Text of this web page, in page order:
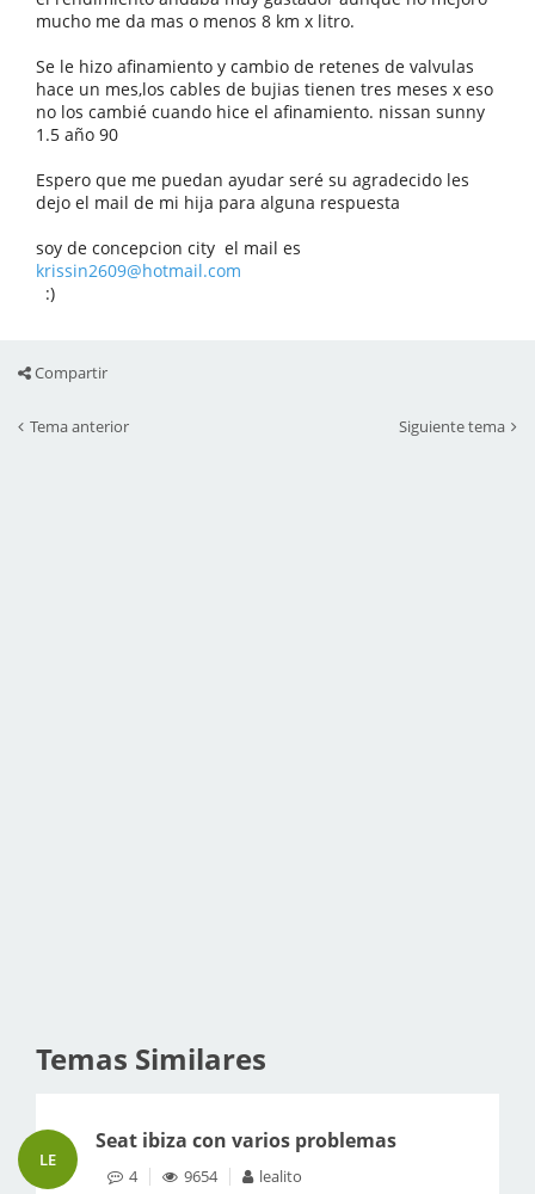
mucho me da mas o menos 8 km x litro.
Se le hizo afinamiento y cambio de retenes de valvulas
hace un mes,los cables de bujias tienen tres meses x eso
no los cambié cuando hice el afinamiento. nissan sunny
1.5 año 90
Espero que me puedan ayudar seré su agradecido les
dejo el mail de mi hija para alguna respuesta
soy de concepcion city el mail es
krissin2609@hotmail.com
:)
Compartir
Tema anterior Siguiente tema
Temas Similares
LE
Seat ibiza con varios problemas
4 9654 lealito